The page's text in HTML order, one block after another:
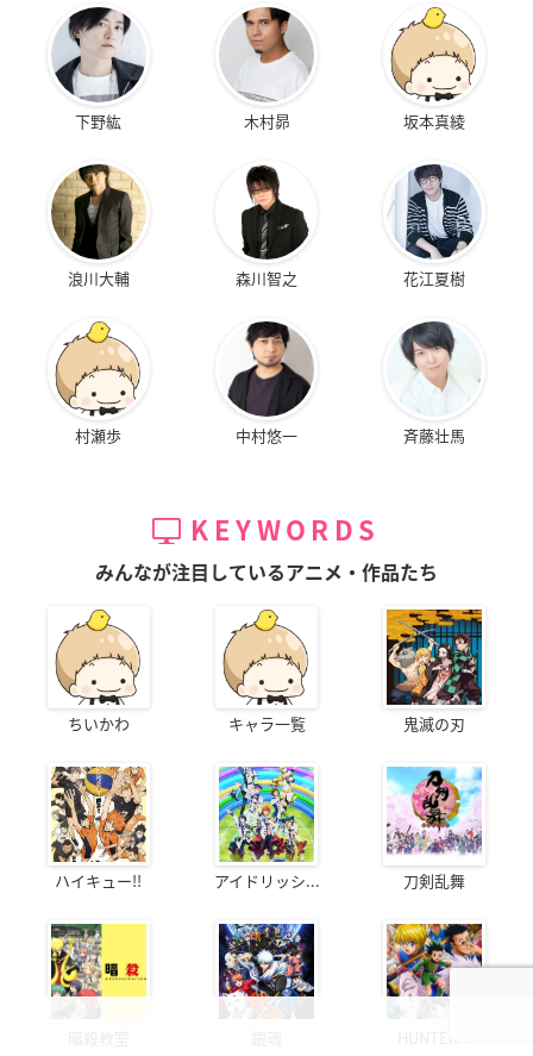
下野紘 木村昴 坂本真綾
浪川大輔 森川智之 花江夏樹
村瀬歩 中村悠一 斉藤壮馬
KEYWORDS
みんなが注目しているアニメ・作品たち
ちいかわ キャラ一覧 鬼滅の刃
ハイキュー!! アイドリッシ... 刀剣乱舞